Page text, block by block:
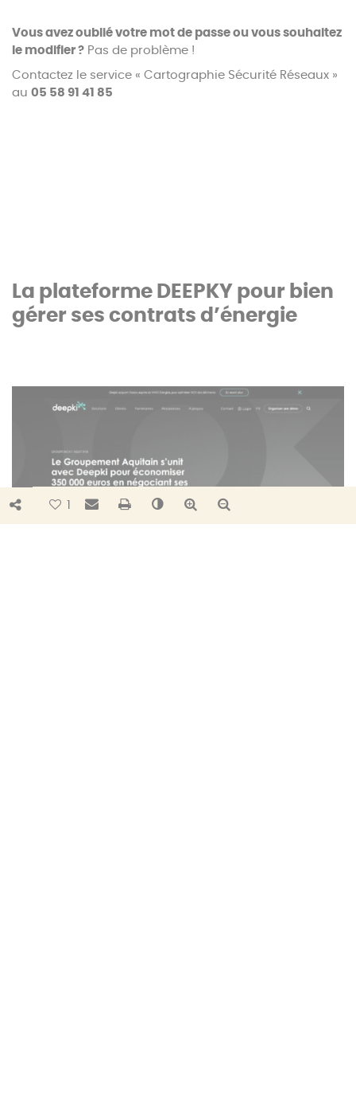
Bouton de partage
1 Envoyer par e-mail
ImprimerChanger le contraste
Agrandir le texte
Vous avez oublié votre mot de passe ou vous souhaitez
le modifier ? Pas de problème !
Contactez le service « Cartographie Sécurité Réseaux »
au 05 58 91 41 85
La plateforme DEEPKY pour bien
gérer ses contrats d’énergie